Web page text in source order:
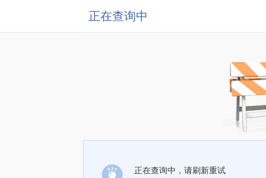
正在查询中
正在查询中，请刷新重试